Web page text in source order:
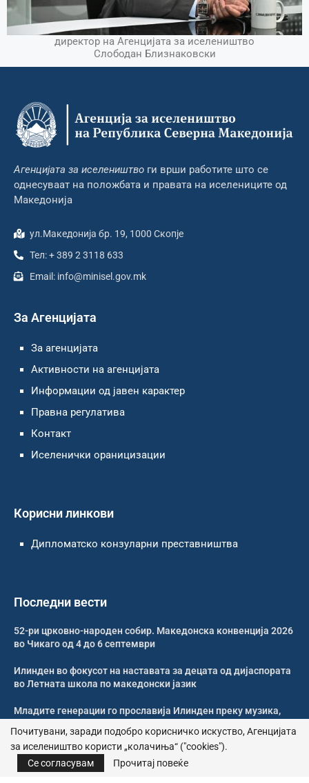
директор на Агенцијата за иселеништво
Слободан Близнаковски
Агенцијата за иселеништво ги врши работите што се
однесуваат на положбата и правата на иселениците од
Македонија
ул.Македонија бр. 19, 1000 Скопје
Тел: + 389 2 3118 633
Email: info@minisel.gov.mk
За Агенцијата
За агенцијата
Активности на агенцијата
Информации од јавен карактер
Правна регулатива
Контакт
Иселенички ораницизации
Корисни линкови
Дипломатско конзуларни преставништва
Последни вести
52-ри црковно-народен собир. Македонска конвенција 2026
во Чикаго од 4 до 6 септември
Илинден во фокусот на наставата за децата од дијаспората
во Летната школа по македонски јазик
Младите генерации го прославија Илинден преку музика,
Свечено и молитвено одбележан Илинден во Џилонг
Почитувани, заради подобро корисничко искуство, Агенцијата
за иселеништво користи „колачиња“ ("cookies").
Се согласувам
Прочитај повеќе